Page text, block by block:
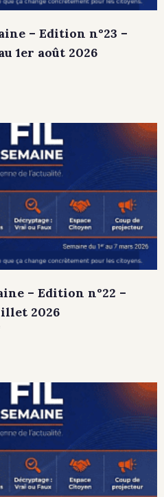
– Edition n°23 –
1er août 2026
– Edition n°22 –
2026